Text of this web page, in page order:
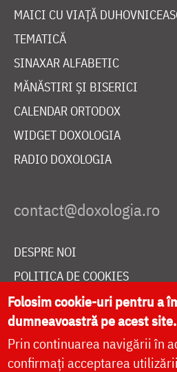
MAICI CU VIAȚĂ
TEMATICĂ
SINAXAR ALFABETIC
MĂNĂSTIRI ȘI BISERICI
CALENDAR ORTODOX
WIDGET DOXOLOGIA
RADIO DOXOLOGIA
DESPRE NOI
POLITICA DE COOKIES
DONEAZĂ ONLINE PENTRU
LIVE
Folosim cookie-uri pentru a
dumneavoastră pe acest site.
Prin continuarea navigării în
confirmați acceptarea